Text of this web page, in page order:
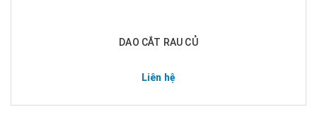
DAO CẮT RAU CỦ
Liên hệ